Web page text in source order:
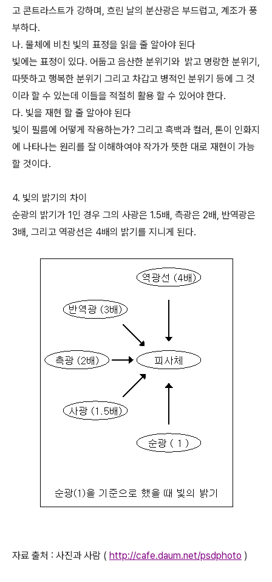
고 콘트라스트가 강하며, 흐린 날의 분산광은 부드럽고, 계조가 풍
부하다.
나. 물체에 비친 빛의 표정을 읽을 줄 알아야 된다
빛에는 표정이 있다. 어둡고 음산한 분위기와 밝고 명랑한 분위기,
따뜻하고 행복한 분위기 그리고 차갑고 병적인 분위기 등에 그 것
이라 할 수 있는데 이들을 적절히 활용 할 수 있어야 한다.
다. 빛을 재현 할 줄 알아야 된다
빛이 필름에 어떻게 작용하는가? 그리고 흑백과 컬러, 톤이 인화지
에 나타나는 원리를 잘 이해하여야 작가가 뜻한 대로 재현이 가능
할 것이다.
4. 빛의 밝기의 차이
순광의 밝기가 1인 경우 그의 사광은 1.5배, 측광은 2배, 반역광은
3배, 그리고 역광선은 4배의 밝기를 지니게 된다.
자료 출처 : 사진과 사람 ( http://cafe.daum.net/psdphoto )